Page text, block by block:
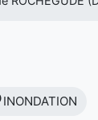
INONDATION